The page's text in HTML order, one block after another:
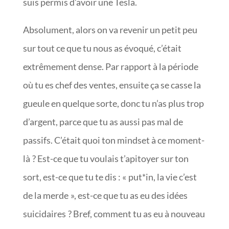
Absolument, alors on va revenir un petit peu
sur tout ce que tu nous as évoqué, c’était
extrêmement dense. Par rapport à la période
où tu es chef des ventes, ensuite ça se casse la
gueule en quelque sorte, donc tu n’as plus trop
d’argent, parce que tu as aussi pas mal de
passifs. C’était quoi ton mindset à ce moment-
là ? Est-ce que tu voulais t’apitoyer sur ton
sort, est-ce que tu te dis : « put*in, la vie c’est
de la merde », est-ce que tu as eu des idées
suicidaires ? Bref, comment tu as eu à nouveau